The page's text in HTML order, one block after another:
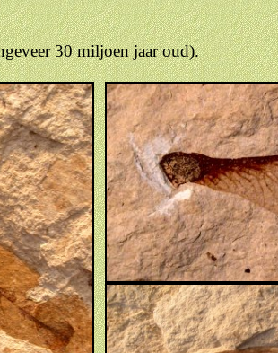
30 miljoen jaar oud).